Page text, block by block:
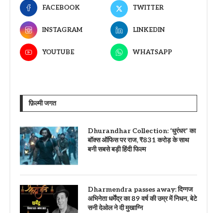
FACEBOOK TWITTER
INSTAGRAM LINKEDIN
YOUTUBE WHATSAPP
फ़िल्मी जगत
Dhurandhar Collection: ‘धुरंधर’ का
बॉक्स ऑफिस पर राज, ₹831 करोड़ के साथ
बनी सबसे बड़ी हिंदी फिल्म
Dharmendra passes away: दिग्गज
अभिनेता धर्मेंद्र का 89 वर्ष की उम्र में निधन, बेटे
सनी देओल ने दी मुखाग्नि